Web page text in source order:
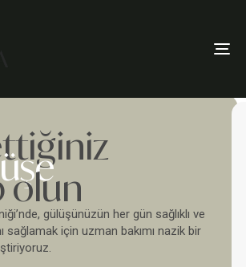
olun
gülüşünüzün her gün sağlıklı ve
sağlamak için uzman bakımı nazik bir